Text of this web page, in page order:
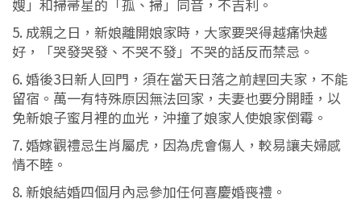
嫂」和掃帚星的「孤、掃」同音，不吉利。
5. 成親之日，新娘離開娘家時，大家要哭得越痛快越
好，「哭發哭發、不哭不發」不哭的話反而禁忌。
6. 婚後3日新人回門，須在當天日落之前趕回夫家，不能
留宿。萬一有特殊原因無法回家，夫妻也要分開睡，以
免新娘子蜜月裡的血光，沖撞了娘家人使娘家倒霉。
7. 婚嫁觀禮忌生肖屬虎，因為虎會傷人，較易讓夫婦感
情不睦。
8. 新娘結婚四個月內忌參加任何喜慶婚喪禮。